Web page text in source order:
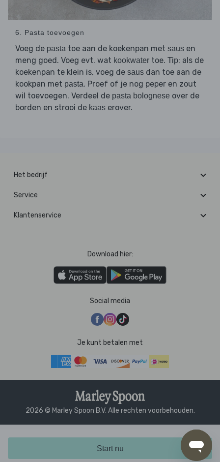
Start nu
6. Pasta toevoegen
Voeg de pasta toe aan de koekenpan met saus en
meng goed. Voeg evt. wat kookwater toe. Tip: als de
koekenpan te klein is, voeg de saus dan toe aan de
kookpan met pasta. Proef of je nog peper en zout
wil toevoegen. Verdeel de pasta bolognese over de
borden en strooi de kaas erover.
Het bedrijf
Service
Klantenservice
Download hier:
Social media
Je kunt betalen met
2026 © Marley Spoon B.V. Alle rechten voorbehouden.